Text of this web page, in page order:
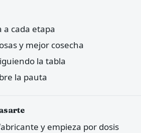
cada etapa
y mejor cosecha
la tabla
la pauta
y empieza por dosis